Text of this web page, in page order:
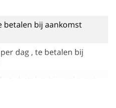
betalen bij aankomst
per dag , te betalen bij